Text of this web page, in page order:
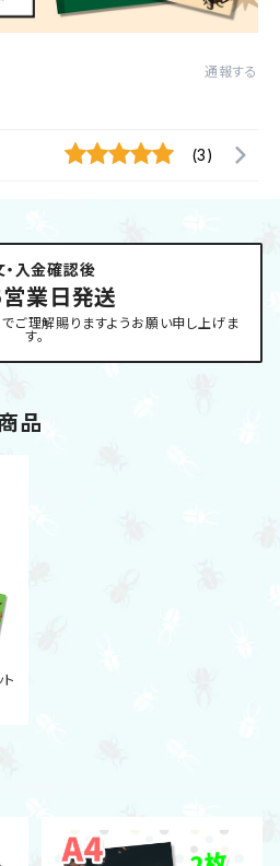
通報する
(3)
・入金確認後
業日発送
ご理解賜りますようお願い申し上げま
す。
品